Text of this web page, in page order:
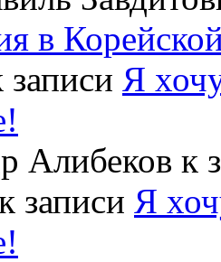
в
записи Я
Алибеков к
записи Я